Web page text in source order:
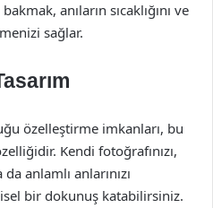
anıların sıcaklığını ve
sağlar.
özelleştirme imkanları, bu
Kendi fotoğrafınızı,
anlamlı anlarınızı
bir dokunuş katabilirsiniz.